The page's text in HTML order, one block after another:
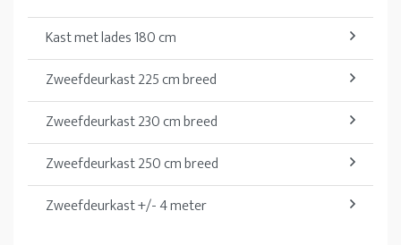
Kast met lades 180 cm
Zweefdeurkast 225 cm breed
Zweefdeurkast 230 cm breed
Zweefdeurkast 250 cm breed
Zweefdeurkast +/- 4 meter